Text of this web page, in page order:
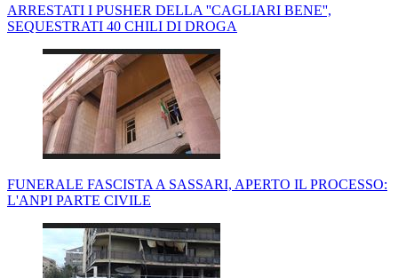
ARRESTATI I PUSHER DELLA ''CAGLIARI BENE'',
SEQUESTRATI 40 CHILI DI DROGA
FUNERALE FASCISTA A SASSARI, APERTO IL PROCESSO:
L'ANPI PARTE CIVILE